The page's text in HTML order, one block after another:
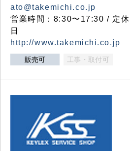
ato@takemichi.co.jp
営業時間：8:30〜17:30 / 定
日
http://www.takemichi.co.jp
販売可 工事・取付可